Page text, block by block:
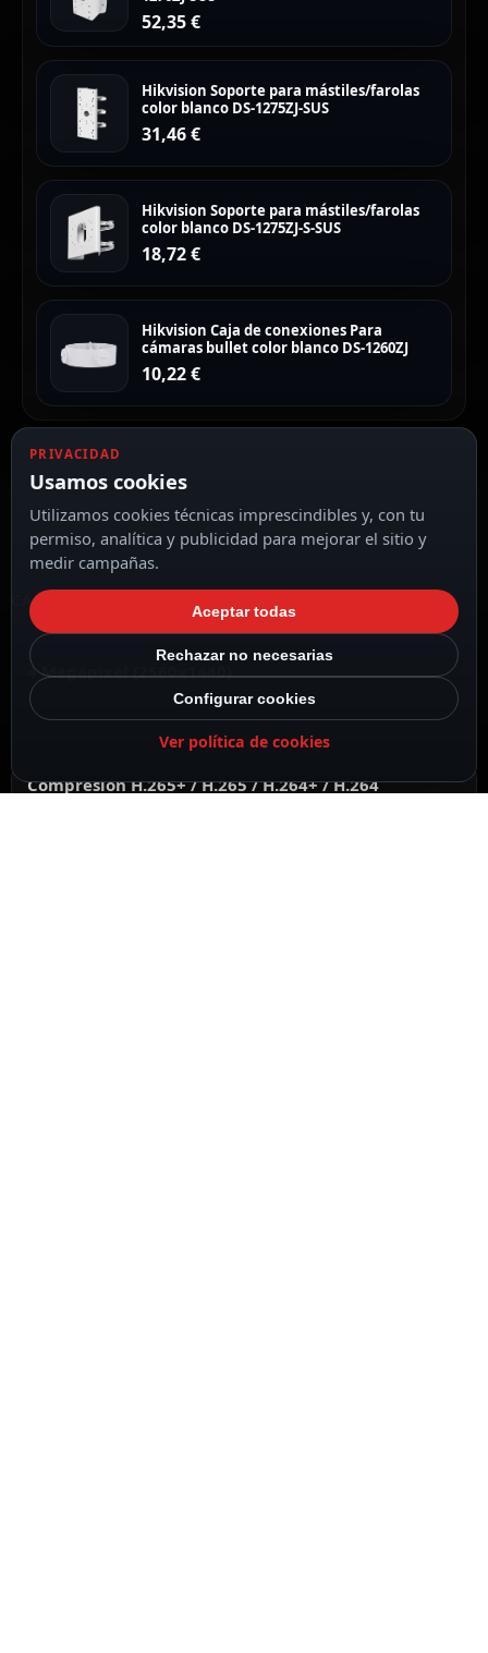
52,35€
Hikvision Soporte para mástiles/farolas
color blanco DS-1275ZJ-SUS
31,46€
Hikvision Soporte para mástiles/farolas
color blanco DS-1275ZJ-S-SUS
18,72€
Hikvision Caja de conexiones Para
cámaras bullet color blanco DS-1260ZJ
10,22€
CARACTERÍSTICAS DESTACADAS
VER TODAS LAS CARACTERÍSTICAS
4 Megapixel (2560x1440)
Compresión H.265+ / H.265 / H.264+ / H.264
PRIVACIDAD
Usamos cookies
Utilizamos cookies técnicas imprescindibles y, con tu
permiso, analítica y publicidad para mejorar el sitio y
medir campañas.
Aceptar todas
Rechazar no necesarias
Configurar cookies
Ver política de cookies